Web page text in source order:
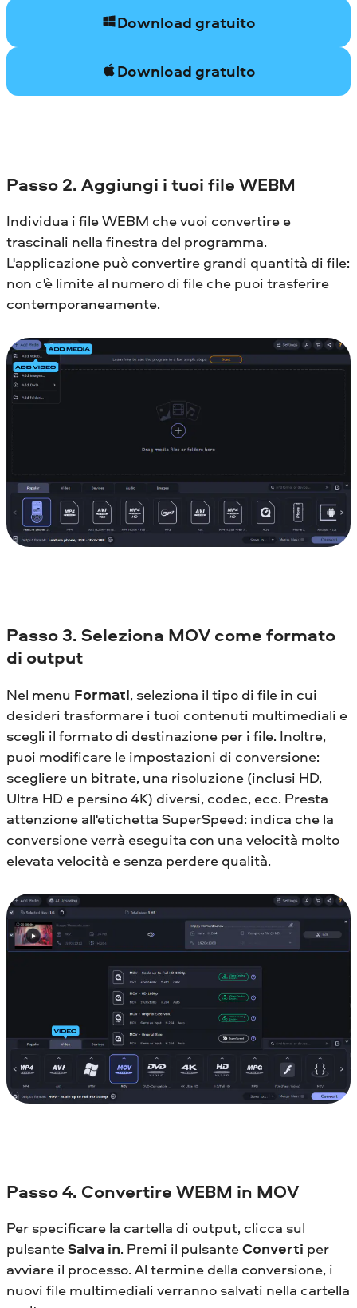
Download gratuito
Download gratuito
Passo 2. Aggiungi i tuoi file WEBM
Individua i file WEBM che vuoi convertire e
trascinali nella finestra del programma.
L'applicazione può convertire grandi quantità di file:
non c'è limite al numero di file che puoi trasferire
contemporaneamente.
Passo 3. Seleziona MOV come formato
di output
Nel menu Formati, seleziona il tipo di file in cui
desideri trasformare i tuoi contenuti multimediali e
scegli il formato di destinazione per i file. Inoltre,
puoi modificare le impostazioni di conversione:
scegliere un bitrate, una risoluzione (inclusi HD,
Ultra HD e persino 4K) diversi, codec, ecc. Presta
attenzione all'etichetta SuperSpeed: indica che la
conversione verrà eseguita con una velocità molto
elevata velocità e senza perdere qualità.
Passo 4. Convertire WEBM in MOV
Per specificare la cartella di output, clicca sul
pulsanteSalva in. Premi il pulsanteConverti per
avviare il processo. Al termine della conversione, i
nuovi file multimediali verranno salvati nella cartella